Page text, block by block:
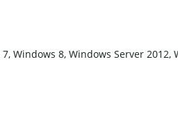
Windows 8, Windows Server 2012,